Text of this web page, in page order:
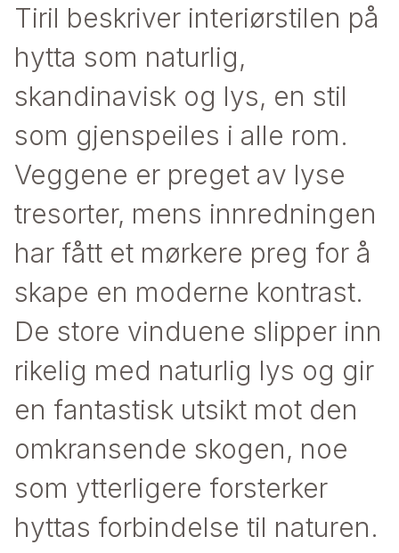
Tiril beskriver interiørstilen på
hytta som naturlig,
skandinavisk og lys, en stil
som gjenspeiles i alle rom.
Veggene er preget av lyse
tresorter, mens innredningen
har fått et mørkere preg for å
skape en moderne kontrast.
De store vinduene slipper inn
rikelig med naturlig lys og gir
en fantastisk utsikt mot den
omkransende skogen, noe
som ytterligere forsterker
hyttas forbindelse til naturen.